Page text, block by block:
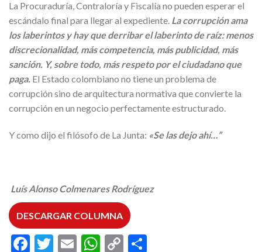
La Procuraduría, Contraloría y Fiscalía no pueden esperar el
escándalo final para llegar al expediente. La corrupción ama
los laberintos y hay que derribar el laberinto de raíz: menos
discrecionalidad, más competencia, más publicidad, más
sanción. Y, sobre todo, más respeto por el ciudadano que
paga. El Estado colombiano no tiene un problema de
corrupción sino de arquitectura normativa que convierte la
corrupción en un negocio perfectamente estructurado.
Y como dijo el filósofo de La Junta: «Se las dejo ahí…”
Luís Alonso Colmenares Rodríguez
DESCARGAR COLUMNA
Facebook
Twitter
EmailWhatsApp
Copy